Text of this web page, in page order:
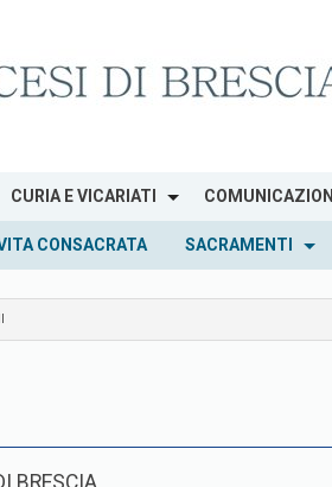
CURIA E VICARIATI COMUNICAZIONI
CONSACRATA SACRAMENTI